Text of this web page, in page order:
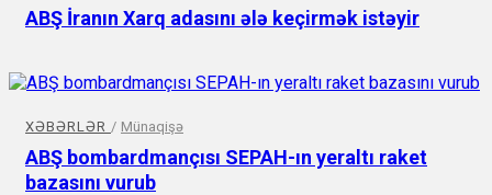
ABŞ İranın Xarq adasını ələ keçirmək istəyir
XƏBƏRLƏR / Münaqişə
ABŞ bombardmançısı SEPAH-ın yeraltı raket
bazasını vurub